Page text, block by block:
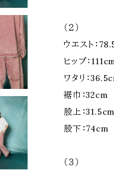
（２）
ウエスト：
ヒップ：
ワタリ：
裾巾：32cm
股上：31.5cm
股下：74cm
（３）